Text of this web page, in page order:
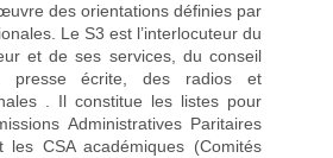
des orientations définies par
Le S3 est l’interlocuteur du
et de ses services, du conseil
presse écrite, des radios et
. Il constitue les listes pour
Administratives Paritaires
les CSA académiques (Comités